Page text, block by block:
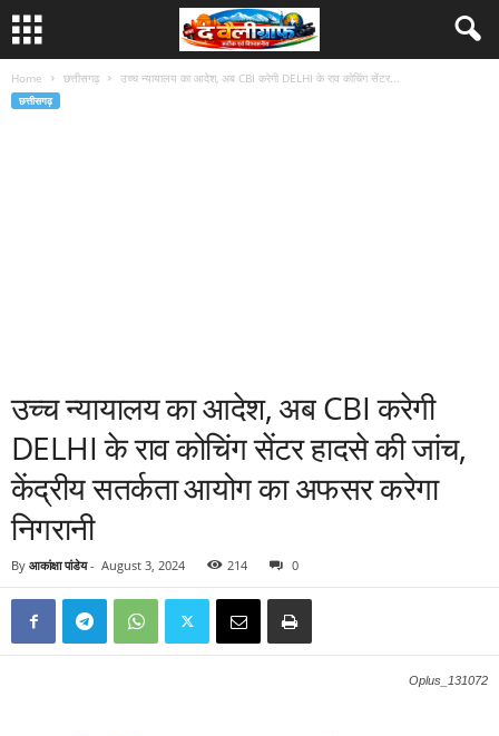
Home छत्तीसगढ़ उच्च न्यायालय का आदेश, अब CBI करेगी DELHI के राव कोचिंग सेंटर...
छत्तीसगढ़
उच्च न्यायालय का आदेश, अब CBI करेगी
DELHI के राव कोचिंग सेंटर हादसे की जांच,
केंद्रीय सतर्कता आयोग का अफसर करेगा
निगरानी
By आकांक्षा पांडेय- August 3, 2024 214 0
Oplus_131072